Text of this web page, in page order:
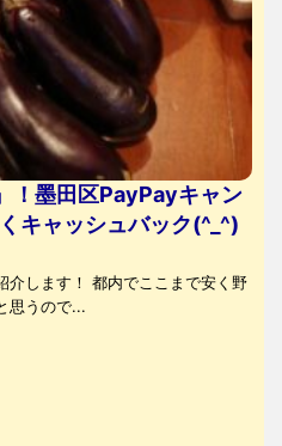
！墨田区PayPayキャン
キャッシュバック(^_^)
介します！ 都内でここまで安く野
思うので...